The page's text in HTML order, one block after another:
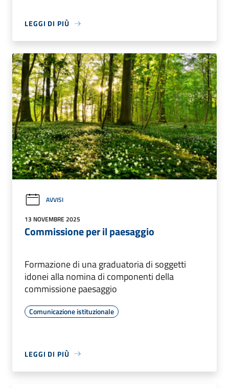
LEGGI DI PIÙ
AVVISI
13 NOVEMBRE 2025
Commissione per il paesaggio
Formazione di una graduatoria di soggetti
idonei alla nomina di componenti della
commissione paesaggio
Comunicazione istituzionale
LEGGI DI PIÙ